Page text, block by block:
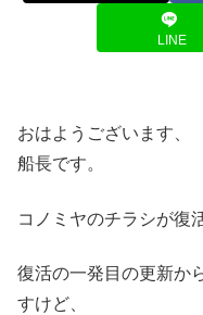
LINE
おはようございます、
船長です。
コノミヤのチラシが復
復活の一発目の更新か
すけど、